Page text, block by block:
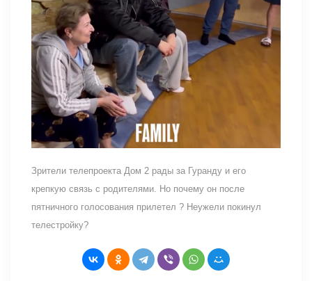
Зрители телепроекта Дом 2 рады за Гуранду и его
крепкую связь с родителями. Но почему он после
пятничного голосования прилетел ? Неужели покинул
телестройку?